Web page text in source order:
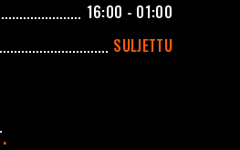
16:00 - 01:00
SULJETTU